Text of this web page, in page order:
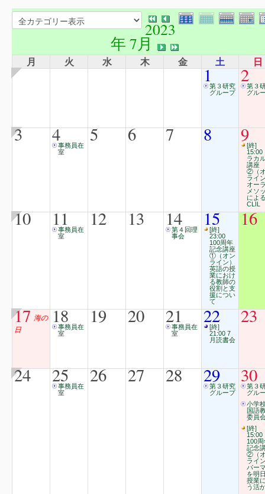
2023
年 7月
月 火 水 木 金 土 日
1第３研究
グループ
2第３
グル
3 4事務員在
室
5 6 7 8 9[終]
15:00
ラカ
講座
②（
ライ
オー
メソ
によ
CLIL
10 11
事務員在
室
12 13 14
第４回理
事会
15
[終]
23:00
100周年
記念講座
①（オン
ライン）
英語の授
業におけ
る教師の
役割と支
援につい
て
16
17 海の
日
18
事務員在
室
19 20 21
事務員在
室
22
[終]
21:00 7
月読書会
23
24 25
事務員在
室
26 27 28 29
第３研究
グループ
30
第３
グル
小学
国語
委員
[終]
15:00
100
記念
②（
ライ
パー
を明
授業
う活